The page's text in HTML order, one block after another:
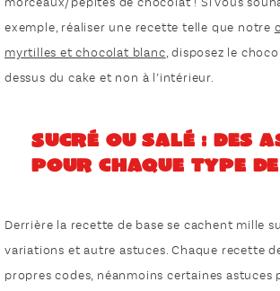
morceaux/pépites de chocolat ! Si vous
exemple, réaliser une recette telle que notre
myrtilles et chocolat blanc, disposez le
dessus du cake et non à l’intérieur.
Sucré ou salé : des
pour chaque type
Derrière la recette de base se cachent mille
variations et autre astuces. Chaque recette
propres codes, néanmoins certaines astuces